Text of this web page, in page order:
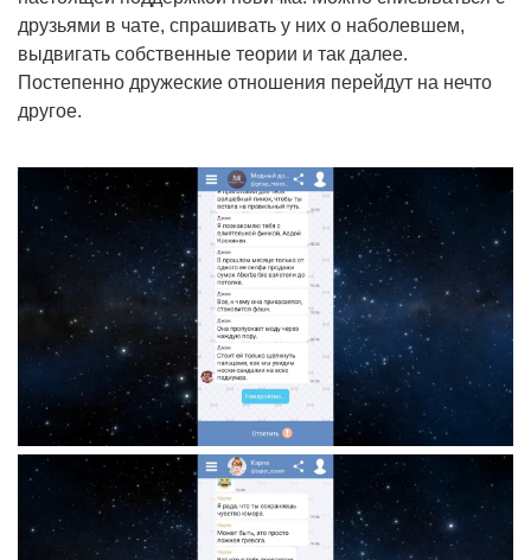
друзьями в чате, спрашивать у них о наболевшем,
выдвигать собственные теории и так далее.
Постепенно дружеские отношения перейдут на нечто
другое.